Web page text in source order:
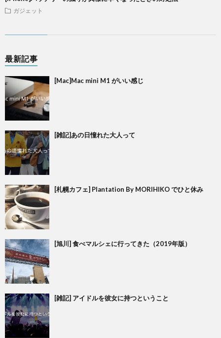
ガジェット
最新記事
[Mac]Mac mini M1 がいい感じ
[雑記]あの日憧れた大人って
[札幌カフェ] Plantation By MORIHIKO でひと休み
[旭川] 食べマルシェに行ってきた（2019年版）
[雑記] アイドルを彼女に持つということ